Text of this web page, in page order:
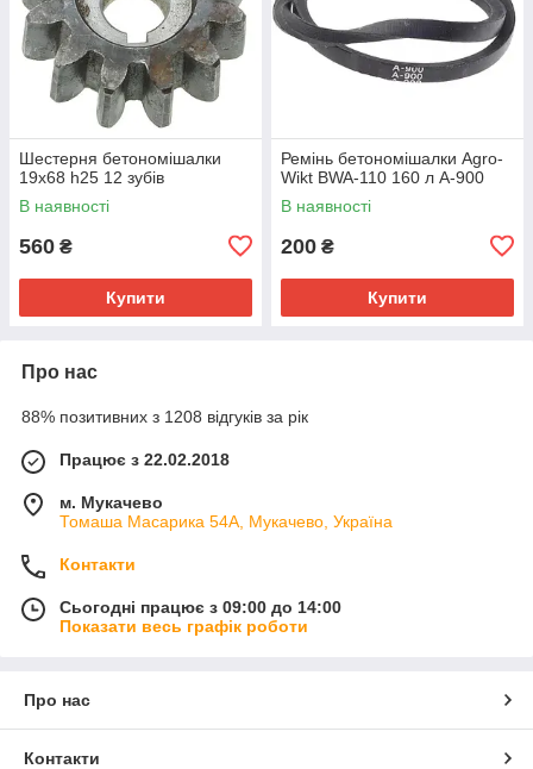
Шестерня бетономішалки
19х68 h25 12 зубів
В наявності
560 ₴
Купити
Ремінь бетономішалки Agro-
Wikt BWA-110 160 л A-900
В наявності
200 ₴
Купити
Про нас
88% позитивних з 1208 відгуків за рік
Працює з 22.02.2018
м. Мукачево
Томаша Масарика 54А, Мукачево, Україна
Контакти
Сьогодні працює з 09:00 до 14:00
Показати весь графік роботи
Про нас
Контакти